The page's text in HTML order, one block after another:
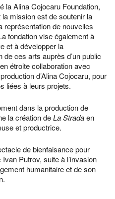
la Alina Cojocaru Foundation,
mission est de soutenir la
représentation de nouvelles
fondation vise également à
et à développer la
de ces arts auprès d’un public
étroite collaboration avec
d’Alina Cojocaru, pour
liées à leurs projets.
dans la production de
la création deLa Stradaen
et productrice.
de bienfaisance pour
Putrov, suite à l’invasion
humanitaire et de son